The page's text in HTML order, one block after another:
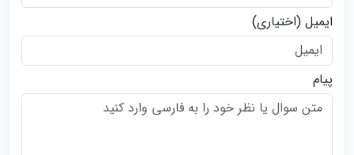
ایمیل (اختیاری)
پیام